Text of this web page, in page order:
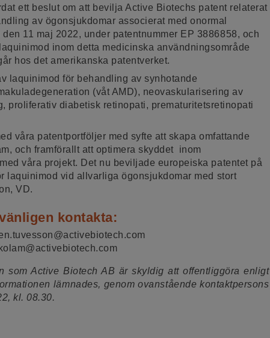
ett beslut om att bevilja Active Biotechs patent relaterat
av ögonsjukdomar associerat med onormal
11 maj 2022, under patentnummer EP 3886858, och
inom detta medicinska användningsområde
hos det amerikanska patentverket.
laquinimod för behandling av synhotande
(våt AMD), neovaskularisering av
proliferativ diabetisk retinopati, prematuritetsretinopati
våra patentportföljer med syfte att skapa omfattande
och framförallt att optimera skyddet inom
våra projekt. Det nu beviljade europeiska patentet på
laquinimod vid allvarliga ögonsjukdomar med stort
VD.
kontakta:
som Active Biotech AB är skyldig att offentliggöra enligt
lämnades, genom ovanstående kontaktpersons
kl. 08.30.